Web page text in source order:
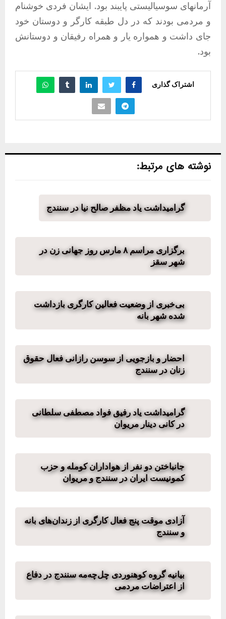
آرمانهای سوسیالیستی پایبند بود. ایشان فردی خوشنام
و مردمی بودند که در دل طبقه کارگر و دوستان خود
جای داشت و همواره یار و همراه رفیقان و دوستانش
بود.
اشتراک گذاری
نوشته های مرتبط:
گرامیداشت یاد مظفر صالح نیا در سنندج
برگزاری مراسم ٨ مارس روز جهانی زن در
شهر سقز
بی‌‏خبری از وضعیت فعالین کارگری بازداشت
شدە شهر بانە
احضار و بازجویی از سوسن رازانی فعال حقوق
زنان در سنندج
گرامیداشت یاد رفیق فواد مصطفی سلطانی
در کانی دینار مریوان
جانباختن دو نفر از هواداران کومله و حزب
کمونیست ایران در سنندج و مریوان
آزادی موقت پنج فعال کارگری از زندان‌های بانه
و سنندج
بیانیه گروه کوهنوردی چل‌چە‌مە سنندج در دفاع
از اعتراضات مردمی